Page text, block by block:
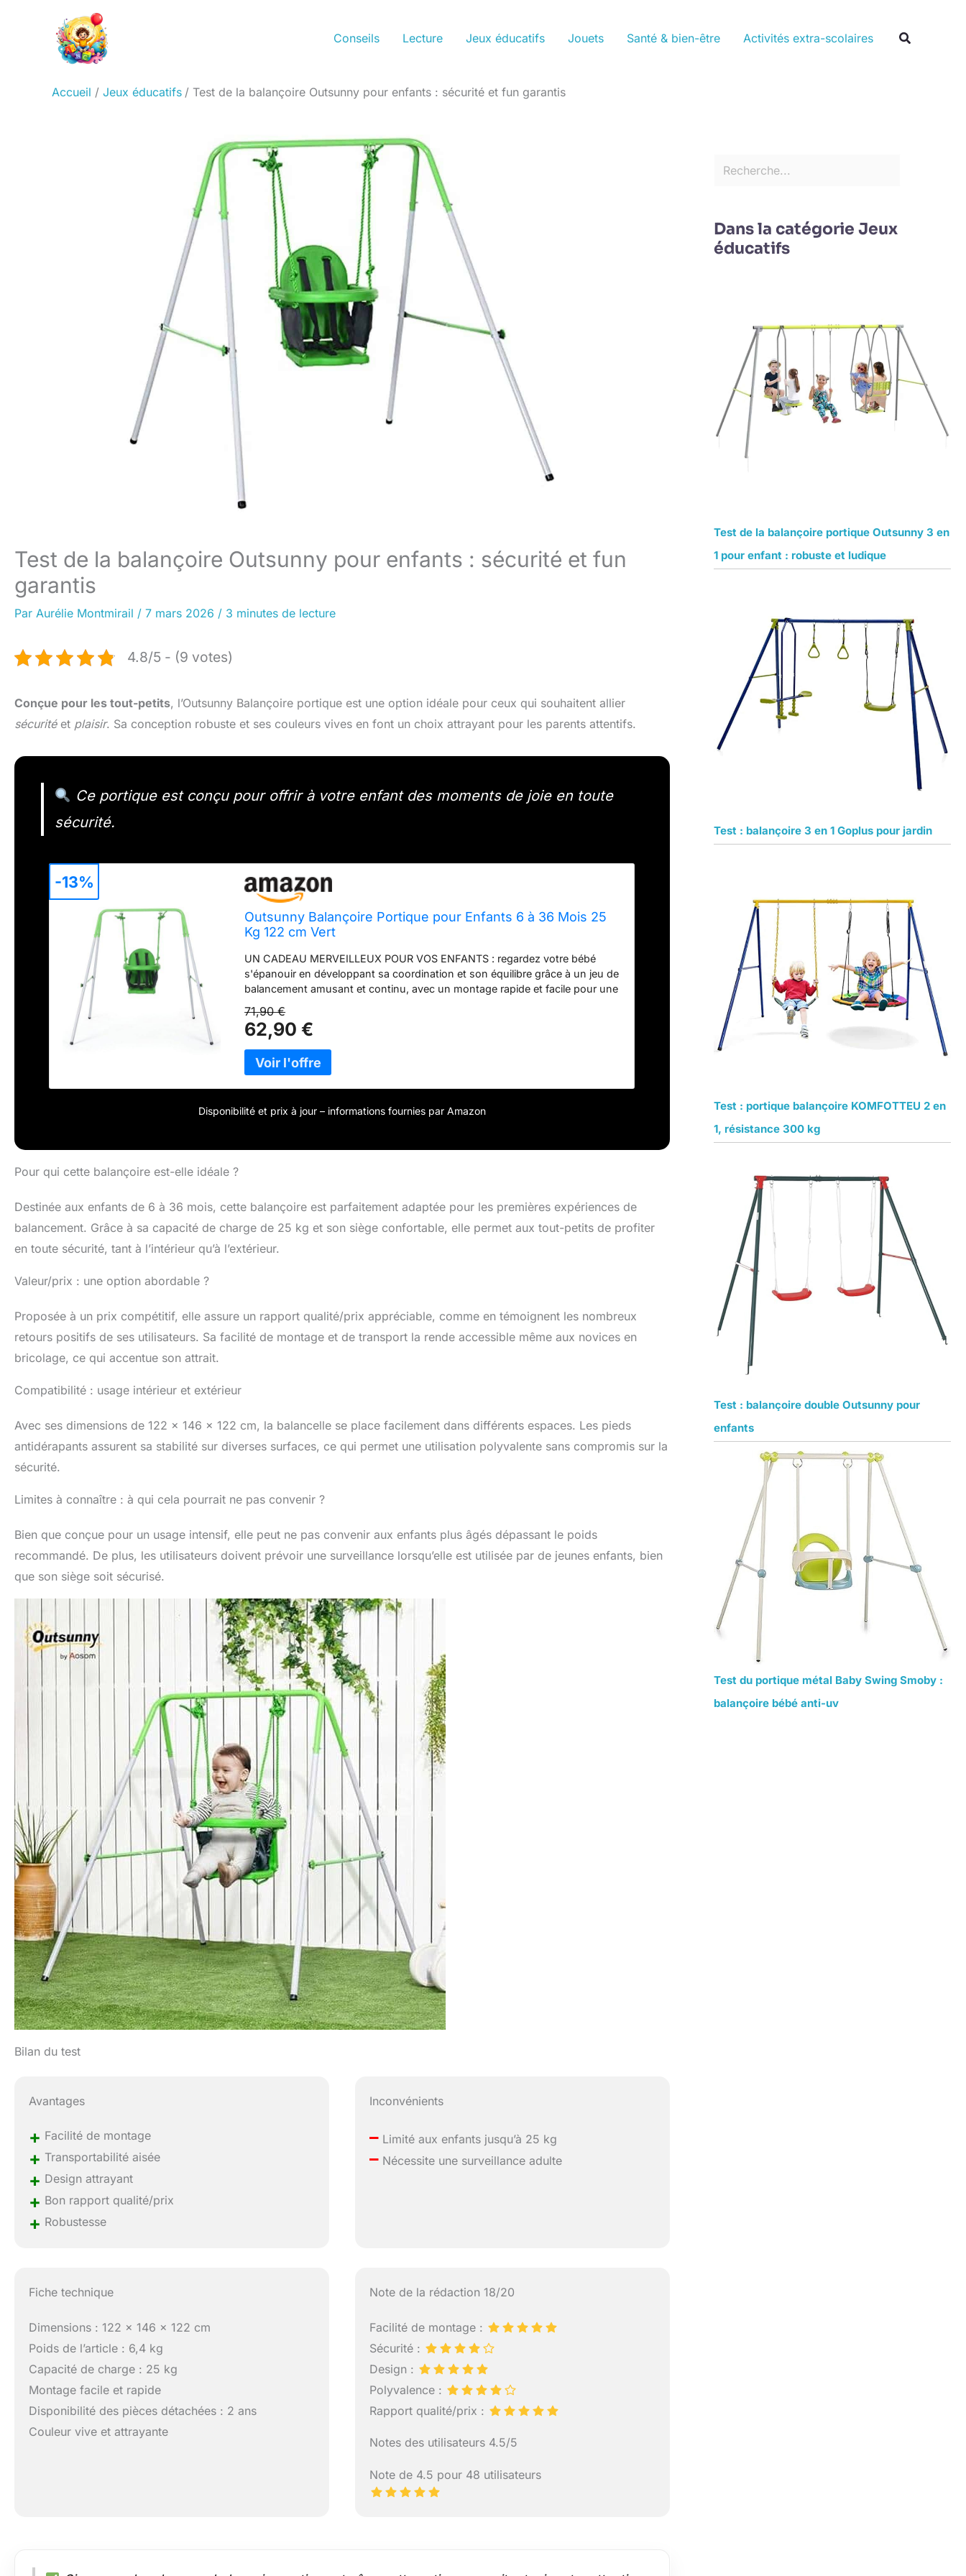
Conseils Lecture Jeux éducatifs Jouets Santé & bien-être Activités extra-scolaires
Accueil Jeux éducatifs Test de la balançoire Outsunny pour enfants : sécurité et fun garantis
Test de la balançoire Outsunny pour enfants : sécurité et fun
garantis
Par Aurélie Montmirail / 7 mars 2026 / 3 minutes de lecture
4.8/5 - (9 votes)
Conçue pour les tout-petits, l’Outsunny Balançoire portique est une option idéale pour ceux qui souhaitent allier
sécuritéet plaisir. Sa conception robuste et ses couleurs vives en font un choix attrayant pour les parents attentifs.
Ce portique est conçu pour offrir à votre enfant des moments de joie en toute
sécurité.
Outsunny Balançoire Portique pour Enfants 6 à 36 Mois 25
Kg 122 cm Vert
UN CADEAU MERVEILLEUX POUR VOS ENFANTS : regardez votre bébé
s'épanouir en développant sa coordination et son équilibre grâce à un jeu de
balancement amusant et continu, avec un montage rapide et facile pour une
métal recouverte d'une peinture époxy assure stabilité et résistance pour en
profiter au maximum. SÉCURITE OPTIMALE : La balançoire pour enfant est
dotée d'un siège haut et enveloppant et d'un dossier haut, avec un panneau
frontal pour éviter que les enfants ne tombent. De plus, cette balançoire
comporte un harnais de sécurité pour la protection. PRATIQUE : La
de l'extérieur à l'intérieur. SPÉCIFICATIONS : Dimensions totales : 122L x 146l
71,90 €
62,90 €
-13%
Disponibilité et prix à jour – informations fournies par Amazon
Pour qui cette balançoire est-elle idéale ?
Destinée aux enfants de 6 à 36 mois, cette balançoire est parfaitement adaptée pour les premières expériences de
balancement. Grâce à sa capacité de charge de 25 kg et son siège confortable, elle permet aux tout-petits de profiter
en toute sécurité, tant à l’intérieur qu’à l’extérieur.
Valeur/prix : une option abordable ?
Proposée à un prix compétitif, elle assure un rapport qualité/prix appréciable, comme en témoignent les nombreux
retours positifs de ses utilisateurs. Sa facilité de montage et de transport la rende accessible même aux novices en
bricolage, ce qui accentue son attrait.
Compatibilité : usage intérieur et extérieur
Avec ses dimensions de 122 x 146 x 122 cm, la balancelle se place facilement dans différents espaces. Les pieds
antidérapants assurent sa stabilité sur diverses surfaces, ce qui permet une utilisation polyvalente sans compromis sur la
sécurité.
Limites à connaître : à qui cela pourrait ne pas convenir ?
Bien que conçue pour un usage intensif, elle peut ne pas convenir aux enfants plus âgés dépassant le poids
recommandé. De plus, les utilisateurs doivent prévoir une surveillance lorsqu’elle est utilisée par de jeunes enfants, bien
que son siège soit sécurisé.
Bilan du test
Avantages
+ Facilité de montage
+ Transportabilité aisée
+ Design attrayant
+ Bon rapport qualité/prix
+ Robustesse
Inconvénients
– Limité aux enfants jusqu’à 25 kg
– Nécessite une surveillance adulte
Fiche technique
Dimensions : 122 x 146 x 122 cm
Poids de l’article : 6,4 kg
Capacité de charge : 25 kg
Montage facile et rapide
Disponibilité des pièces détachées : 2 ans
Couleur vive et attrayante
Note de la rédaction 18/20
Facilité de montage :
Sécurité :
Design :
Polyvalence :
Rapport qualité/prix :
Notes des utilisateurs 4.5/5
Note de 4.5 pour 48 utilisateurs
Dans la catégorie Jeux
éducatifs
Test de la balançoire portique Outsunny 3 en
1 pour enfant : robuste et ludique
Test : balançoire 3 en 1 Goplus pour jardin
Test : portique balançoire KOMFOTTEU 2 en
1, résistance 300 kg
Test : balançoire double Outsunny pour
enfants
Test du portique métal Baby Swing Smoby :
balançoire bébé anti-uv